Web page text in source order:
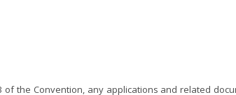
of the Convention, any applications and related